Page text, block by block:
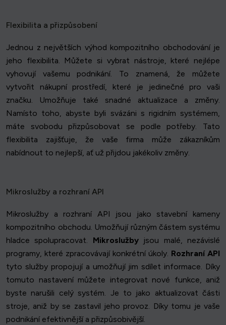
Flexibilita a přizpůsobení
Jednou z největších výhod kompozitního obchodování je
jeho flexibilita. Můžete si vybrat nástroje, které nejlépe
vyhovují vašemu podnikání. To znamená, že můžete
vytvořit nákupní prostředí, které je jedinečné pro vaši
značku. Umožňuje také snadné aktualizace a změny.
Namísto toho, abyste byli svázáni s rigidním systémem,
máte svobodu přizpůsobovat se podle potřeby. Tato
flexibilita zajišťuje, že vaše firma může zákazníkům
nabídnout to nejlepší, ať už přijdou jakékoliv změny.
Mikroslužby a rozhraní API
Mikroslužby a rozhraní API jsou jako stavební kameny
kompozitního obchodu. Umožňují různým částem systému
hladce spolupracovat. Mikroslužbyjsou malé, nezávislé
programy, které zpracovávají konkrétní úkoly. Rozhraní API
tyto služby propojují a umožňují jim sdílet informace. Díky
tomuto nastavení můžete integrovat nové funkce, aniž
byste narušili celý systém. Je to jako aktualizovat části
stroje, aniž by se zastavil jeho provoz. Díky tomu je vaše
podnikání efektivnější a přizpůsobivější.